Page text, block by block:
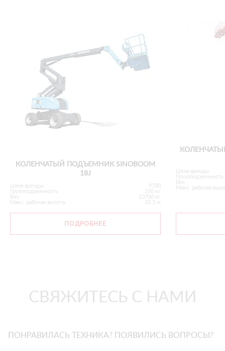
КОЛЕНЧАТЫЙ ПОДЪЕМНИК SINOBOOM
18J
Цена аренды
9700
Грузоподъемность
250 кг
Вес
10700 кг
Макс. рабочая высота
20.3 м
ПОДРОБНЕЕ
Цена аренды
Грузоподъемность
Вес
Макс. рабочая
СВЯЖИТЕСЬ С НАМИ
ПОНРАВИЛАСЬ ТЕХНИКА? ПОЯВИЛИСЬ ВОПРОСЫ?